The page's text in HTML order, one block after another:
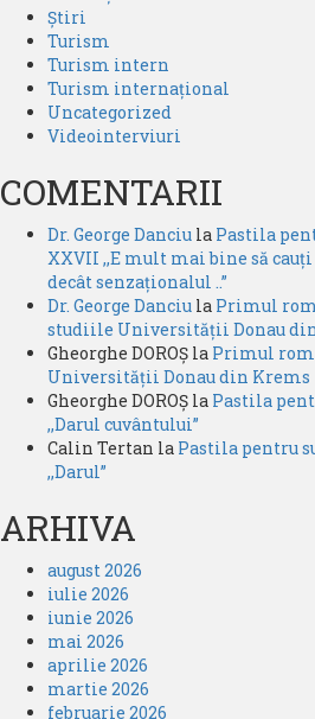
Știri
Turism
Turism intern
Turism internațional
Uncategorized
Videointerviuri
COMENTARII
Dr. George Danciu la Pastila
XXVII ,,E mult mai bine să
decât senzaționalul ..”
Dr. George Danciu la Primul
studiile Universității Donau
Gheorghe DOROȘ la Primul
Universității Donau din Krems
Gheorghe DOROȘ la Pastila
,,Darul cuvântului”
Calin Tertan la Pastila pentru
,,Darul”
ARHIVA
august 2026
iulie 2026
iunie 2026
mai 2026
aprilie 2026
martie 2026
februarie 2026